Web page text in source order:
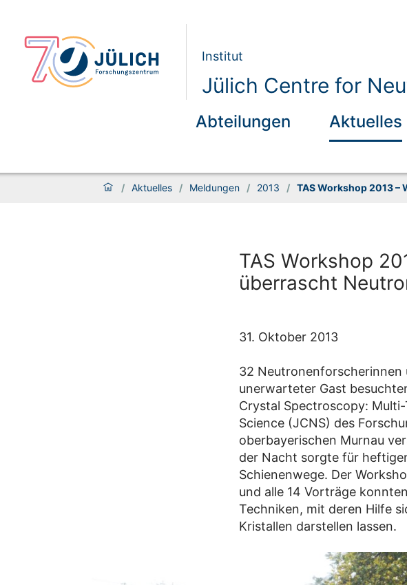
Institut
Jülich Centre for
Abteilungen Aktuelles
/ Aktuelles / Meldungen / 2013 / TAS Workshop 2013
TAS Workshop
überrascht
31. Oktober 2013
32 Neutronenforscherinnen
unerwarteter Gast
Crystal Spectroscopy:
Science (JCNS) des
oberbayerischen Murnau
der Nacht sorgte für
Schienenwege. Der
und alle 14 Vorträge
Techniken, mit deren Hilfe
Kristallen darstellen lassen.